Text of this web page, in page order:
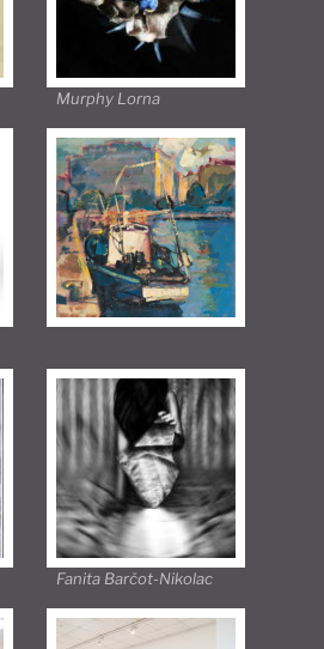
Murphy Lorna
Fanita Barčot-Nikolac